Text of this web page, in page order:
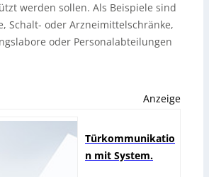
werden sollen. Als Beispiele sind
Schalt- oder Arzneimittelschränke,
oder Personalabteilungen
Anzeige
Türkommunikatio
n mit System.